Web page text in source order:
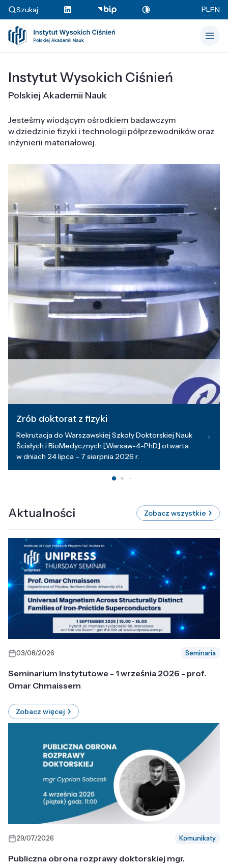
Szukaj PLEN
Instytut Wysokich Ciśnień
Polskiej Akademii Nauk
Jesteśmy wiodącym ośrodkiem badawczym
w dziedzinie fizyki i technologii półprzewodników oraz
inżynierii materiałowej.
Zrób doktorat z fizyki
Rekrutacja do Warszawskiej Szkoły Doktorskiej Nauk
Ścisłych i BioMedycznych [Warsaw-4-PhD] otwarta
w dniach 24 lipca – 7 sierpnia 2026 r.
Aktualności Zobacz wszystkie
03/08/2026 Seminaria
Seminarium Instytutowe - 1 września 2026 - prof.
Omar Chmaissem
Zobacz więcej
29/07/2026 Komunikaty
Publiczna obrona rozprawy doktorskiej mgr.